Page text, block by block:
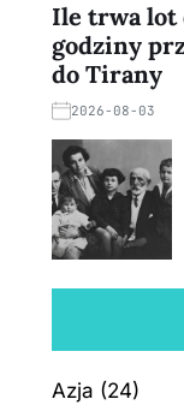
Ile trwa lot
godziny
do Tirany
2026-08-03
Azja (24)